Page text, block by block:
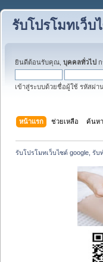
รับโปรโมทเว็บ
ยินดีต้อนรับคุณ, บุคคลทั่วไป
เข้าสู่ระบบด้วยชื่อผู้ใช้ รหัสผ่า
หน้าแรก ช่วยเหลือ ค้นหา
รับโปรโมทเว็บไซต์ google, รับ